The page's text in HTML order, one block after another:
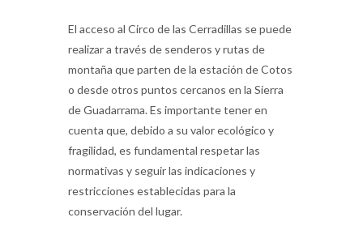
El acceso al Circo de las Cerradillas se puede
realizar a través de senderos y rutas de
montaña que parten de la estación de Cotos
o desde otros puntos cercanos en la Sierra
de Guadarrama. Es importante tener en
cuenta que, debido a su valor ecológico y
fragilidad, es fundamental respetar las
normativas y seguir las indicaciones y
restricciones establecidas para la
conservación del lugar.